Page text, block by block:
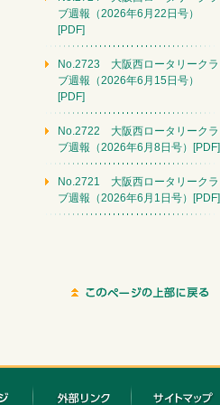
ブ週報（2026年6月22日号）
[PDF]
No.2723 大阪西ロータリークラ
ブ週報（2026年6月15日号）
[PDF]
No.2722 大阪西ロータリークラ
ブ週報（2026年6月8日号）[PDF]
No.2721 大阪西ロータリークラ
ブ週報（2026年6月1日号）[PDF]